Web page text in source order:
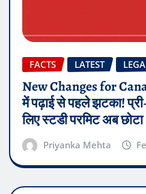
FACTS LATEST
New Changes for
में पढ़ाई से पहले झटका!
लिए स्टडी परमिट अब छोटा
Priyanka Mehta